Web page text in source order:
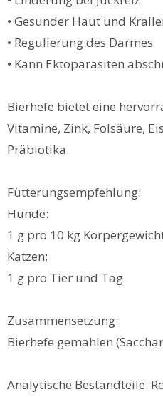
• Gesunder Haut und
• Regulierung des Darmes
• Kann Ektoparasiten
Bierhefe bietet eine
Vitamine, Zink, Folsäure,
Präbiotika.
Fütterungsempfehlung:
Hunde:
1 g pro 10 kg
Katzen:
1 g pro Tier und Tag
Zusammensetzung:
Bierhefe gemahlen
Analytische Bestandteile: